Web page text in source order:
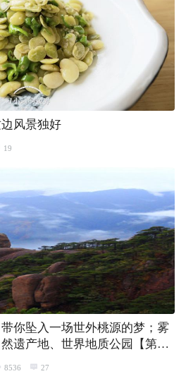
风景独好
19
你坠入一场世外桃源的梦；雾
遗产地、世界地质公园【第九
8536 27